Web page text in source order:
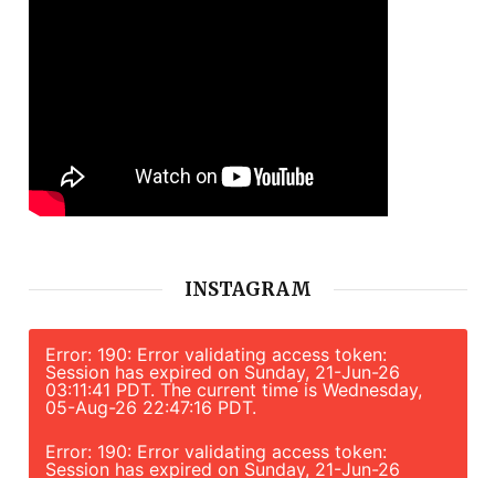
INSTAGRAM
Error: 190: Error validating access token:
Session has expired on Sunday, 21-Jun-26
03:11:41 PDT. The current time is Wednesday,
05-Aug-26 22:47:16 PDT.
Error: 190: Error validating access token:
Session has expired on Sunday, 21-Jun-26